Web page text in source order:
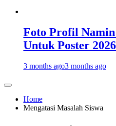
Foto Profil
Untuk Poster 2026
3 months ago3 months ago
Home
Mengatasi Masalah Siswa